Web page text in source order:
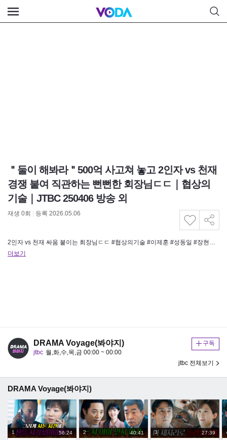
＂둘이 해봐라＂500억 사고쳐 놓고 2인자 vs 천재
경쟁 붙여 직관하는 뻔뻔한 회장님ㄷㄷ｜협상의
기술｜JTBC 250406 방송 외
재생 0회 등록 2026.05.06
2인자 vs 천재 싸움 붙이는 회장님ㄷㄷ #협상의기술 #이제훈 #성동일 #장현성 [JTBC 드라마봐야지] 구독하기 https…
더보기
DRAMA Voyage(봐야지)
jtbc 월,화,수,목,금 00:00 ~ 00:00
구독
jtbc 전체보기
DRAMA Voyage(봐야지)
1 56:24 2 40:41 3 27:39